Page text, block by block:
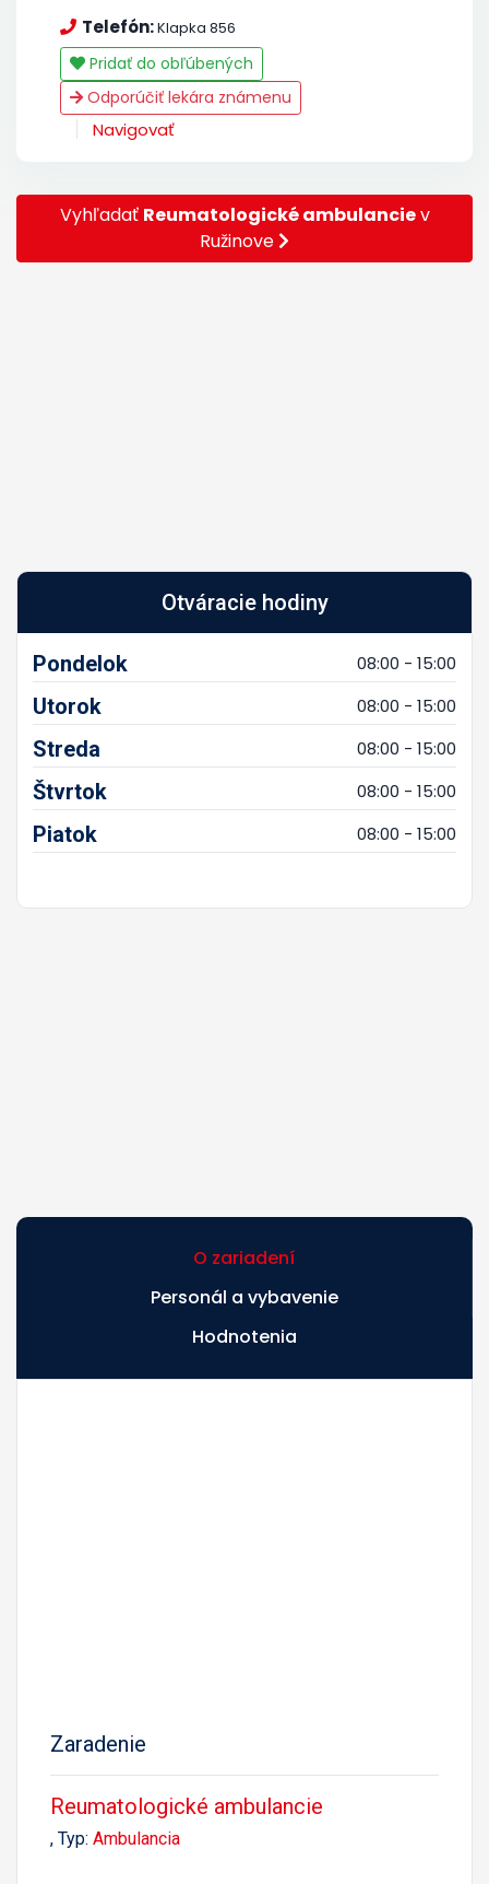
Telefón:Klapka 856
Pridať do obľúbených
Odporúčiť lekára známenu
Navigovať
Vyhľadať Reumatologické ambulanciev
Ružinove
Otváracie hodiny
Pondelok 08:00 - 15:00
Utorok 08:00 - 15:00
Streda 08:00 - 15:00
Štvrtok 08:00 - 15:00
Piatok 08:00 - 15:00
O zariadení
Personál a vybavenie
Hodnotenia
Zaradenie
Reumatologické ambulancie
, Typ: Ambulancia